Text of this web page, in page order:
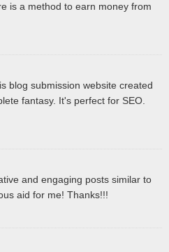
is a method to earn money from
blog submission website created
fantasy. It's perfect for SEO.
and engaging posts similar to
aid for me! Thanks!!!